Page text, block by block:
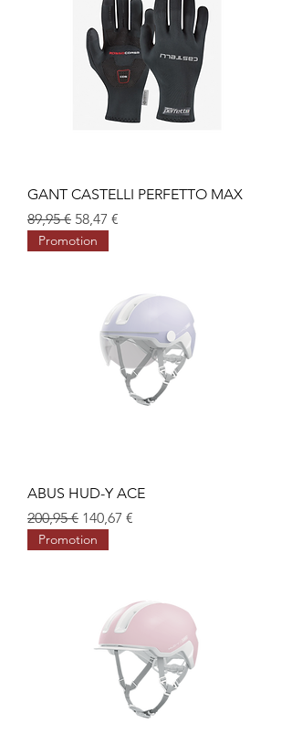
GANT CASTELLI PERFETTO MAX
Prix original
89,95 € Prix promotionnel
58,47 €
Promotion
ABUS HUD-Y ACE
Prix original
200,95 € Prix promotionnel
140,67 €
Promotion